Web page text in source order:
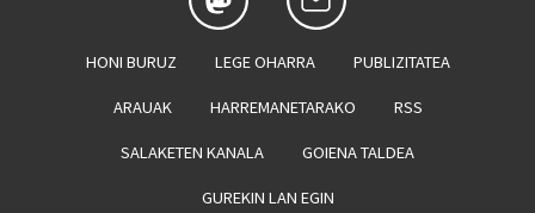
HONI BURUZ LEGE OHARRA PUBLIZITATEA
ARAUAK HARREMANETARAKO RSS
SALAKETEN KANALA GOIENA TALDEA
GUREKIN LAN EGIN